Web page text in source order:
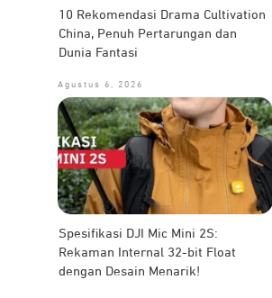
10 Rekomendasi Drama Cultivation
China, Penuh Pertarungan dan
Dunia Fantasi
Agustus 6, 2026
Spesifikasi DJI Mic Mini 2S:
Rekaman Internal 32-bit Float
dengan Desain Menarik!